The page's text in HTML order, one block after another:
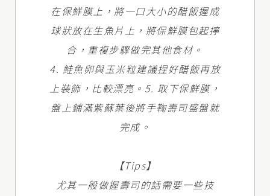
在保鮮膜上，將一口大小的醋飯握成
球狀放在生魚片上，將保鮮膜包起擰
合，重複步驟做完其他食材。
4. 鮭魚卵與玉米粒建議捏好醋飯再放
上裝飾，比較漂亮。5. 取下保鮮膜，
盤上鋪滿紫蘇葉後將手鞠壽司盛盤就
完成。
【Tips】
尤其一般做握壽司的話需要一些技